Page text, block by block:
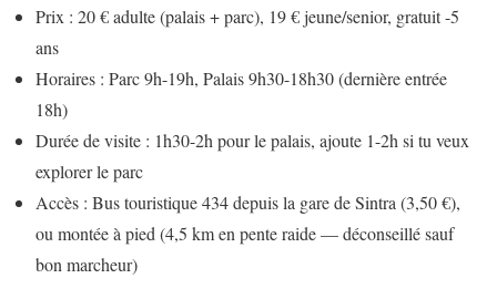
Prix : 20 € adulte (palais + parc), 19 € jeune/senior, gratuit -5
ans
Horaires : Parc 9h-19h, Palais 9h30-18h30 (dernière entrée
18h)
Durée de visite : 1h30-2h pour le palais, ajoute 1-2h si tu veux
explorer le parc
Accès : Bus touristique 434 depuis la gare de Sintra (3,50 €),
ou montée à pied (4,5 km en pente raide — déconseillé sauf
bon marcheur)